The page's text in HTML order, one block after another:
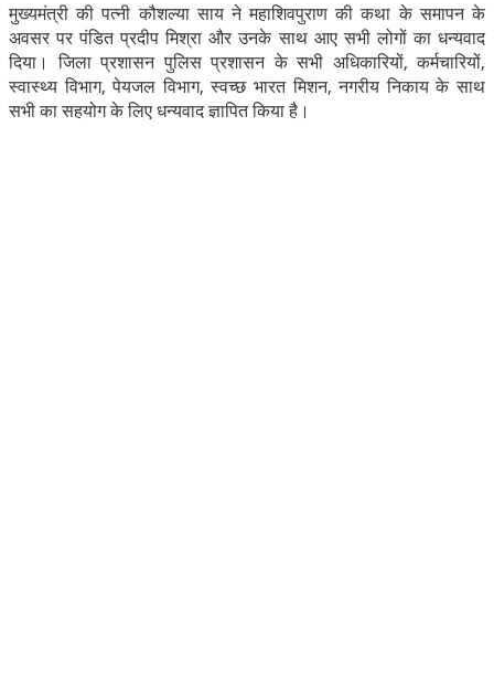
मुख्यमंत्री की पत्नी कौशल्या साय ने महाशिवपुराण की कथा के समापन के
अवसर पर पंडित प्रदीप मिश्रा और उनके साथ आए सभी लोगों का धन्यवाद
दिया। जिला प्रशासन पुलिस प्रशासन के सभी अधिकारियों, कर्मचारियों,
स्वास्थ्य विभाग, पेयजल विभाग, स्वच्छ भारत मिशन, नगरीय निकाय के साथ
सभी का सहयोग के लिए धन्यवाद ज्ञापित किया है।